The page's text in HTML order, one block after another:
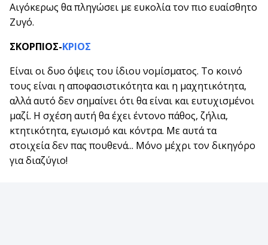
Αιγόκερως θα πληγώσει με ευκολία τον πιο ευαίσθητο
Ζυγό.
ΣΚΟΡΠΙΟΣ-ΚΡΙΟΣ
Είναι οι δυο όψεις του ίδιου νομίσματος. Το κοινό
τους είναι η αποφασιστικότητα και η μαχητικότητα,
αλλά αυτό δεν σημαίνει ότι θα είναι και ευτυχισμένοι
μαζί. Η σχέση αυτή θα έχει έντονο πάθος, ζήλια,
κτητικότητα, εγωισμό και κόντρα. Με αυτά τα
στοιχεία δεν πας πουθενά... Μόνο μέχρι τον δικηγόρο
για διαζύγιο!